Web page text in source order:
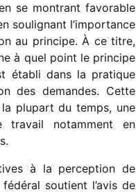
se montrant favo­rable
souli­gnant l’importance
au prin­cipe. À ce titre,
à quel point le prin­cipe
établi dans la pratique
des demandes. Cette
plupart du temps, une
travail notam­ment en
à la percep­tion de
soutient l’avis de